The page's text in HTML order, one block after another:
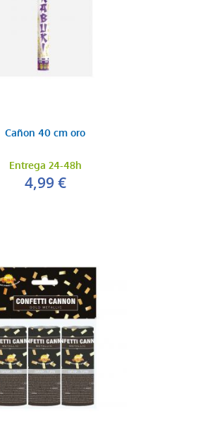
Cañon 40 cm oro
Entrega 24-48h
4,99 €